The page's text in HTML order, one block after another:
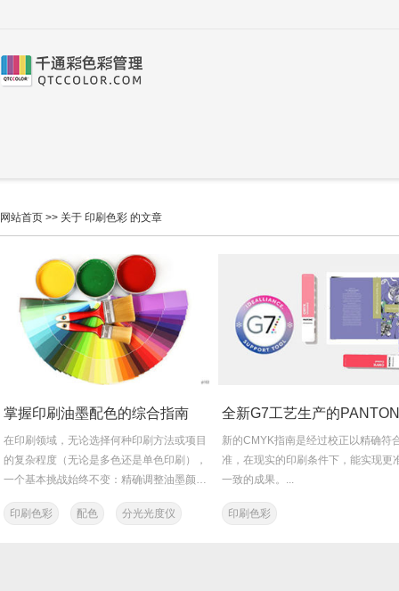
网站首页 >> 关于 印刷色彩 的文章
掌握印刷油墨配色的综合指南
在印刷领域，无论选择何种印刷方法或项目
的复杂程度（无论是多色还是单色印刷），
一个基本挑战始终不变：精确调整油墨颜色
印刷色彩
配色
分光光度仪
新的CMYK指南是经过校正以精确符
准，在现实的印刷条件下，能实现更
一致的成果。...
印刷色彩